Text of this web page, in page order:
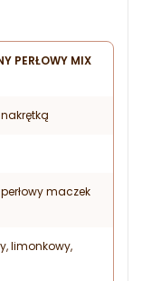
PERŁOWY MIX
maczek
limonkowy,